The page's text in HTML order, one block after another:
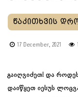
17 December, 2021
გაიღვიძეთ! და
დაიწყეთ იესუს